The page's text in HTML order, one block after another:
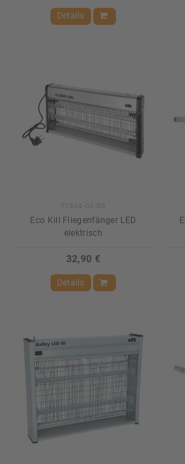
Details
Eco Kill Fliegenfänger LED
elektrisch
32,90 €
Details